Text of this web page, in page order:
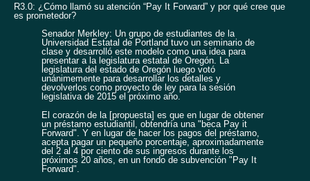
R3.0: ¿Cómo llamó su atención “Pay It Forward” y por qué cree que
es prometedor?
Senador Merkley: Un grupo de estudiantes de la
Universidad Estatal de Portland tuvo un seminario de
clase y desarrolló este modelo como una idea para
presentar a la legislatura estatal de Oregón. La
legislatura del estado de Oregón luego votó
unánimemente para desarrollar los detalles y
devolverlos como proyecto de ley para la sesión
legislativa de 2015 el próximo año.
El corazón de la [propuesta] es que en lugar de obtener
un préstamo estudiantil, obtendría una "beca Pay it
Forward". Y en lugar de hacer los pagos del préstamo,
acepta pagar un pequeño porcentaje, aproximadamente
del 2 al 4 por ciento de sus ingresos durante los
próximos 20 años, en un fondo de subvención "Pay It
Forward".